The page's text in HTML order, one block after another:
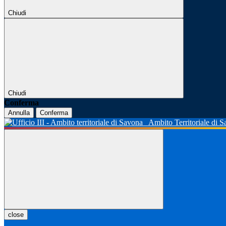
Chiudi
Chiudi
Conferma
Annulla Conferma
Ambito Territoriale di
close